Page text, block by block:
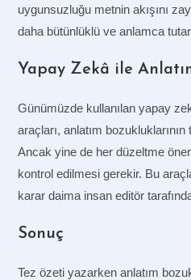
uygunsuzluğu metnin akışını
daha bütünlüklü ve anlamca
Yapay Zekâ ile
Günümüzde kullanılan yapay
araçları, anlatım
Ancak yine de her düzeltme
kontrol edilmesi gerekir. Bu
karar daima insan editör
Sonuç
Tez özeti yazarken anlatım